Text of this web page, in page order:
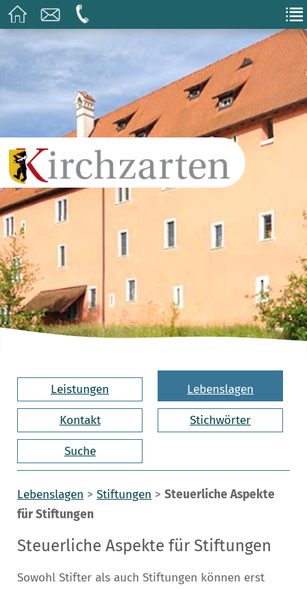
Leistungen Lebenslagen
Kontakt Stichwörter
Suche
Lebenslagen > Stiftungen > Steuerliche Aspekte
für Stiftungen
Steuerliche Aspekte für Stiftungen
Sowohl Stifter als auch Stiftungen können erst